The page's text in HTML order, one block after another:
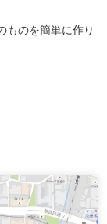
ものを簡単に作り